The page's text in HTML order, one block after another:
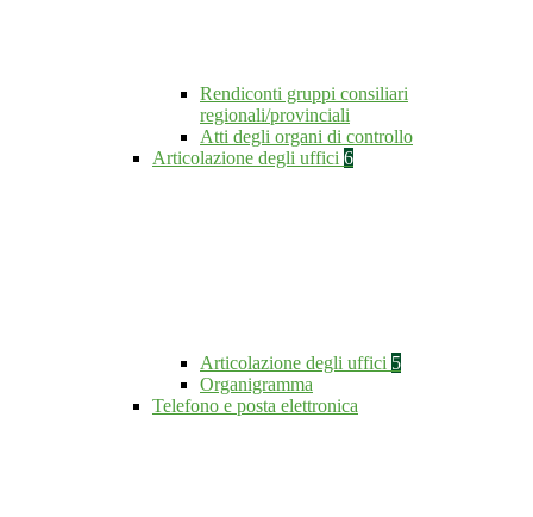
Rendiconti gruppi consiliari
regionali/provinciali
Atti degli organi di controllo
Articolazione degli uffici 6
Articolazione degli uffici 5
Organigramma
Telefono e posta elettronica